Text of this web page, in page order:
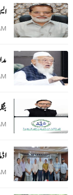
ا ڈما ڈے